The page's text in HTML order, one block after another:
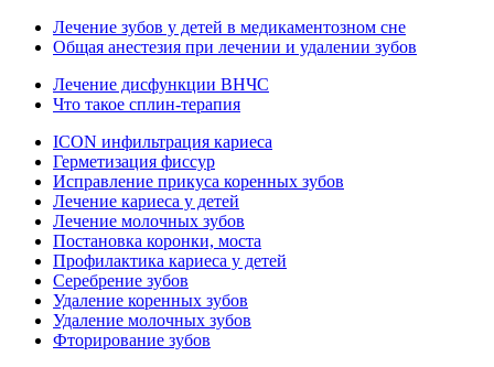
Лечение зубов у детей в медикаментозном сне
Общая анестезия при лечении и удалении зубов
Лечение дисфункции ВНЧС
Что такое сплин-терапия
ICON инфильтрация кариеса
Герметизация фиссур
Исправление прикуса коренных зубов
Лечение кариеса у детей
Лечение молочных зубов
Постановка коронки, моста
Профилактика кариеса у детей
Серебрение зубов
Удаление коренных зубов
Удаление молочных зубов
Фторирование зубов